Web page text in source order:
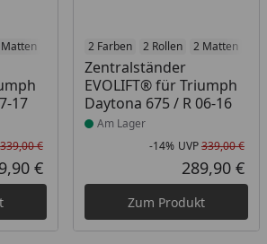
2 Racetrack-Add-Ons 2 Branding-Optionen
17
Rabatt in Prozent
Ursprünglicher Preis
339,00 €
Aktueller Preis
€
2 Farben 2 Rollen 2 Matten
Zentralständer
EVOLIFT® für Triumph
Daytona 675 / R 06-16
Produkt am Lager
Am Lager
-14% UVP339,00 €
289,90 €
Zum Produkt